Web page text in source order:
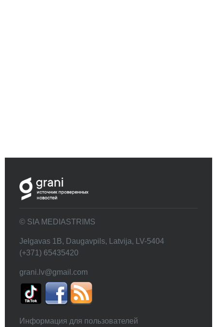
© SIA MEDIASTRIMS
Jelgavas 1B, Daugavpils, Latvija, LV-5404
(+371) 65435420
grani.lv@gmail.com
Информация для пользователей